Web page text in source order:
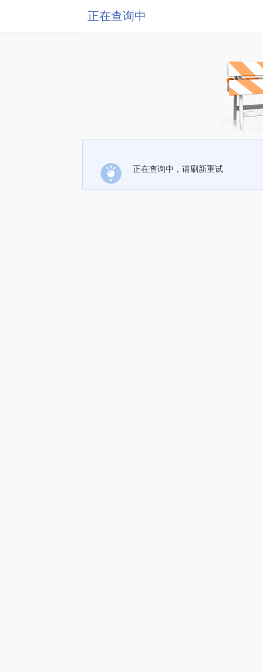
正在查询中
正在查询中，请刷新重试